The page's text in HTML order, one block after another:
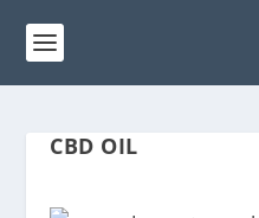
CBD OIL